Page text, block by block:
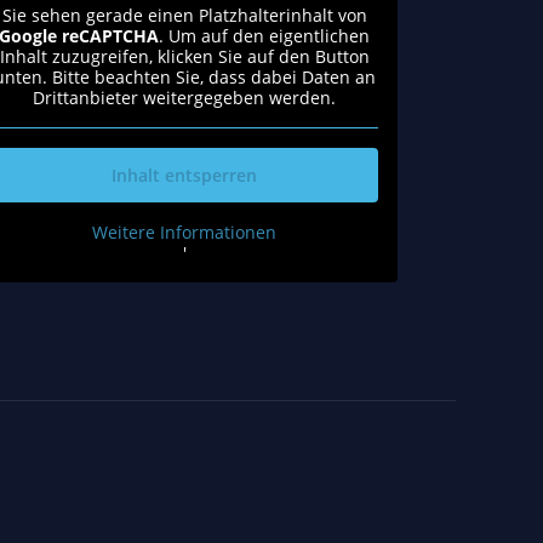
Sie sehen gerade einen Platzhalterinhalt von
Google reCAPTCHA. Um auf den eigentlichen
Inhalt zuzugreifen, klicken Sie auf den Button
Bitte beachten Sie, dass dabei Daten an
Drittanbieter weitergegeben werden.
Inhalt entsperren
Weitere Informationen
'